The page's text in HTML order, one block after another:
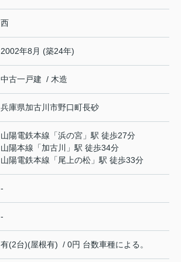
西
2002年8月 (築24年)
中古一戸建 / 木造
兵庫県加古川市野口町長砂
山陽電鉄本線 「浜の宮 」駅 徒歩27分
山陽本線 「加古川
」駅 徒歩34分
山陽電鉄本線 「尾上の松 」駅 徒歩33分
-
-
有(2台)(屋根有) / 0円 台数車種による。